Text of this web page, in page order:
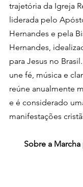
trajetória da Igreja
liderada pelo
Hernandes e pela
Hernandes,
para Jesus no
une fé, música e
reúne anualmente
e é considerado
manifestações
Sobre a Marcha